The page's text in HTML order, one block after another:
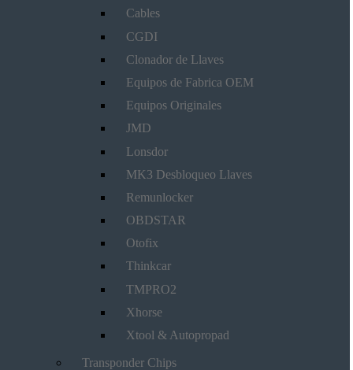
Cables
CGDI
Clonador de Llaves
Equipos de Fabrica OEM
Equipos Originales
JMD
Lonsdor
MK3 Desbloqueo Llaves
Remunlocker
OBDSTAR
Otofix
Thinkcar
TMPRO2
Xhorse
Xtool & Autopropad
Transponder Chips